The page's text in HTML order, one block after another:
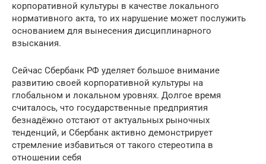
корпоративной культуры в качестве локального
нормативного акта, то их нарушение может послужить
основанием для вынесения дисциплинарного
взыскания.
Сейчас Сбербанк РФ уделяет большое внимание
развитию своей корпоративной культуры на
глобальном и локальном уровнях. Долгое время
считалось, что государственные предприятия
безнадёжно отстают от актуальных рыночных
тенденций, и Сбербанк активно демонстрирует
стремление избавиться от такого стереотипа в
отношении себя